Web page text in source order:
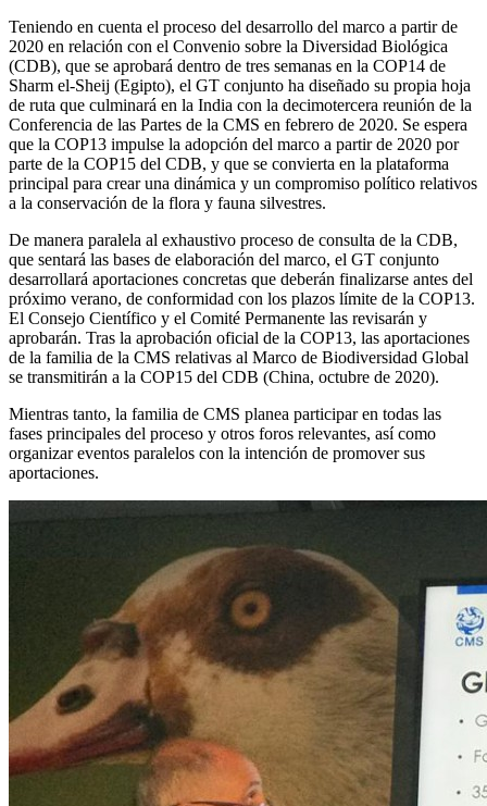
Teniendo en cuenta el proceso del desarrollo del marco a partir de
2020 en relación con el Convenio sobre la Diversidad Biológica
(CDB), que se aprobará dentro de tres semanas en la COP14 de
Sharm el-Sheij (Egipto), el GT conjunto ha diseñado su propia hoja
de ruta que culminará en la India con la decimotercera reunión de la
Conferencia de las Partes de la CMS en febrero de 2020. Se espera
que la COP13 impulse la adopción del marco a partir de 2020 por
parte de la COP15 del CDB, y que se convierta en la plataforma
principal para crear una dinámica y un compromiso político relativos
a la conservación de la flora y fauna silvestres.
De manera paralela al exhaustivo proceso de consulta de la CDB,
que sentará las bases de elaboración del marco, el GT conjunto
desarrollará aportaciones concretas que deberán finalizarse antes del
próximo verano, de conformidad con los plazos límite de la COP13.
El Consejo Científico y el Comité Permanente las revisarán y
aprobarán. Tras la aprobación oficial de la COP13, las aportaciones
de la familia de la CMS relativas al Marco de Biodiversidad Global
se transmitirán a la COP15 del CDB (China, octubre de 2020).
Mientras tanto, la familia de CMS planea participar en todas las
fases principales del proceso y otros foros relevantes, así como
organizar eventos paralelos con la intención de promover sus
aportaciones.